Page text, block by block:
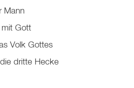
Mann
Gott
Volk Gottes
dritte Hecke